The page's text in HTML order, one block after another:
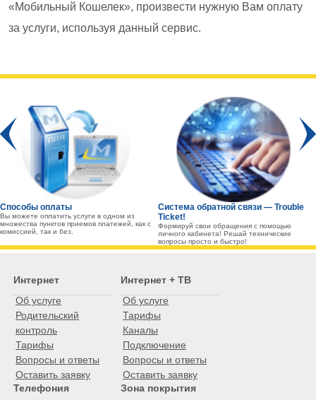
«Мобильный Кошелек», произвести нужную Вам оплату
за услуги, используя данный сервис.
Способы оплаты
Вы можете оплатить услуги в одном из
множества пунктов приемов платежей, как с
комиссией, так и без.
Система обратной связи — Trouble
Ticket!
Формируй свои обращения с помощью
личного кабинета! Решай технические
вопросы просто и быстро!
Интернет
Об услуге
Родительский
контроль
Тарифы
Вопросы и ответы
Оставить заявку
Интернет + ТВ
Об услуге
Тарифы
Каналы
Подключение
Вопросы и ответы
Оставить заявку
Телефония
Зона покрытия